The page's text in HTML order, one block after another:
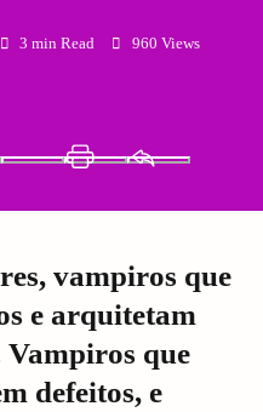
3 min Read 960 Views
vampiros que
e arquitetam
Vampiros que
defeitos, e